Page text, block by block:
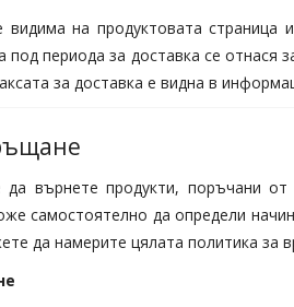
видима на продуктовата
под периода за доставка се
за доставка е видна в
върнете продукти, поръчани
самостоятелно да определи
да намерите цялата политика за